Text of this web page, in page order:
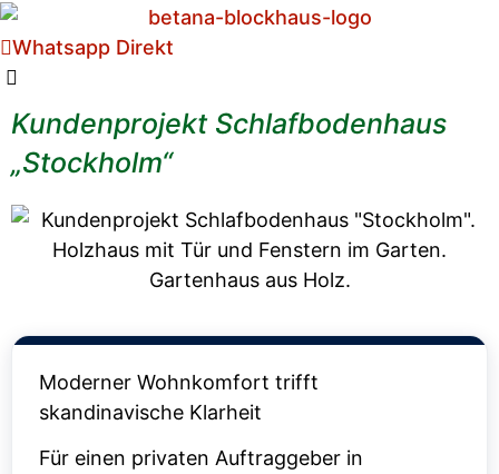
Whatsapp Direkt
Kundenprojekt Schlafbodenhaus
„Stockholm“
Moderner Wohnkomfort trifft
skandinavische Klarheit
Für einen privaten Auftraggeber in